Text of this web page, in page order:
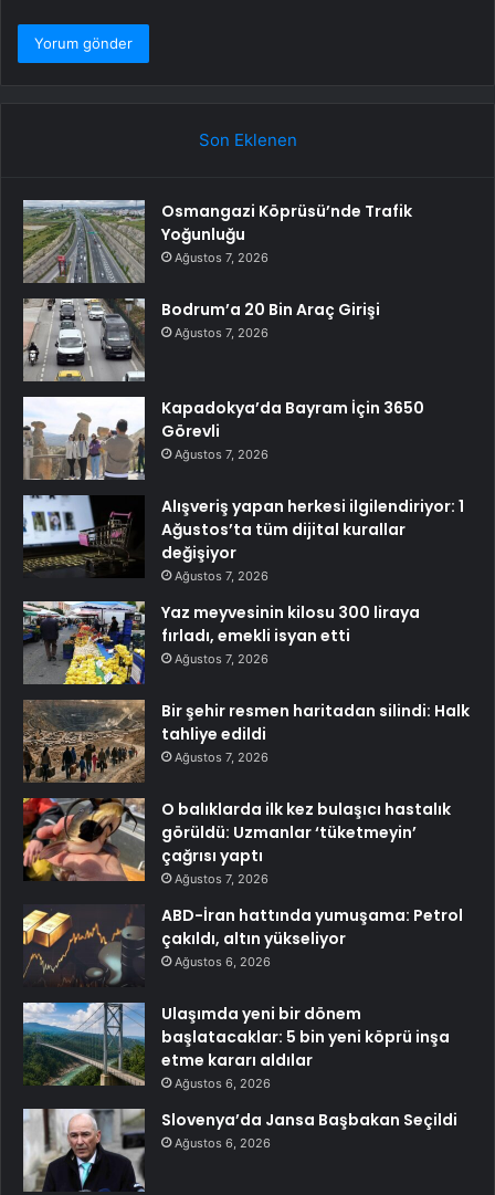
Son Eklenen
Osmangazi Köprüsü’nde Trafik
Yoğunluğu
Ağustos 7, 2026
Bodrum’a 20 Bin Araç Girişi
Ağustos 7, 2026
Kapadokya’da Bayram İçin 3650
Görevli
Ağustos 7, 2026
Alışveriş yapan herkesi ilgilendiriyor: 1
Ağustos’ta tüm dijital kurallar
değişiyor
Ağustos 7, 2026
Yaz meyvesinin kilosu 300 liraya
fırladı, emekli isyan etti
Ağustos 7, 2026
Bir şehir resmen haritadan silindi: Halk
tahliye edildi
Ağustos 7, 2026
O balıklarda ilk kez bulaşıcı hastalık
görüldü: Uzmanlar ‘tüketmeyin’
çağrısı yaptı
Ağustos 7, 2026
ABD-İran hattında yumuşama: Petrol
çakıldı, altın yükseliyor
Ağustos 6, 2026
Ulaşımda yeni bir dönem
başlatacaklar: 5 bin yeni köprü inşa
etme kararı aldılar
Ağustos 6, 2026
Slovenya’da Jansa Başbakan Seçildi
Ağustos 6, 2026